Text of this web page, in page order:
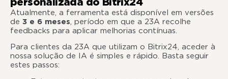
Atualmente, a ferramenta está disponível em versões
de 3 e 6 meses, período em que a 23A recolhe
feedbacks para aplicar melhorias contínuas.
Para clientes da 23A que utilizam o Bitrix24, aceder à
nossa solução de IA é simples e rápido. Basta seguir
estes passos: